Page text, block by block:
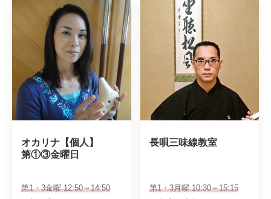
オカリナ【個人】
第①③金曜日
第1・3金曜 12:50～14:50
長唄三味線教室
第1・3月曜 10:30～15:15